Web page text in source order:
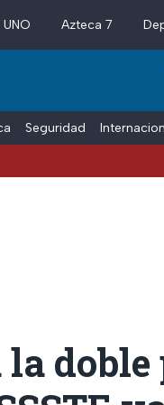
Azteca 7
Seguridad